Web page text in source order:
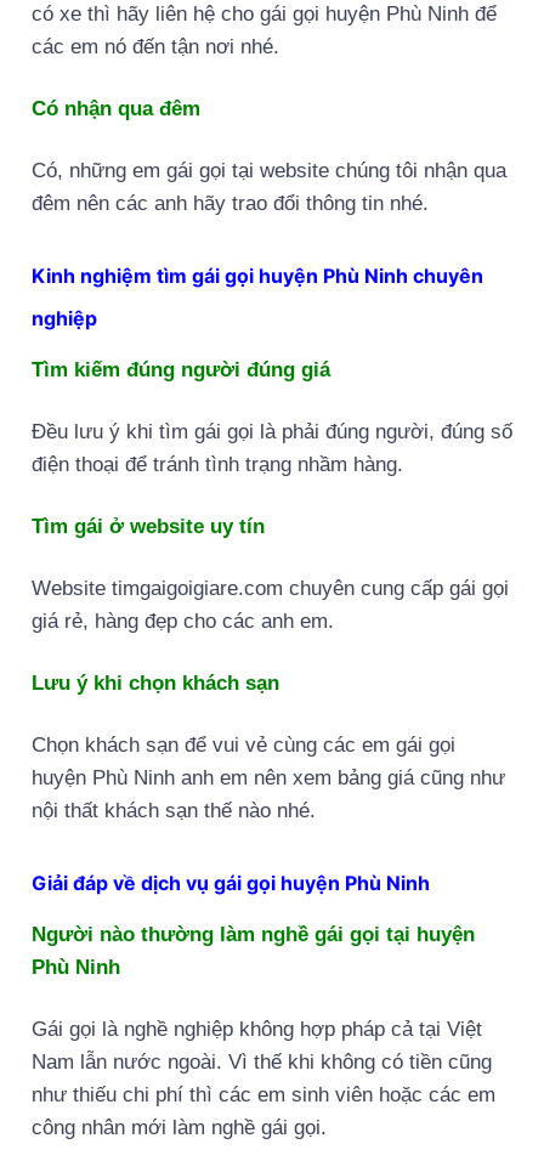
có xe thì hãy liên hệ cho gái gọi huyện Phù Ninh để
các em nó đến tận nơi nhé.
Có nhận qua đêm
Có, những em gái gọi tại website chúng tôi nhận qua
đêm nên các anh hãy trao đổi thông tin nhé.
Kinh nghiệm tìm gái gọi huyện Phù Ninh chuyên
nghiệp
Tìm kiếm đúng người đúng giá
Đều lưu ý khi tìm gái gọi là phải đúng người, đúng số
điện thoại để tránh tình trạng nhầm hàng.
Tìm gái ở website uy tín
Website timgaigoigiare.com chuyên cung cấp gái gọi
giá rẻ, hàng đẹp cho các anh em.
Lưu ý khi chọn khách sạn
Chọn khách sạn để vui vẻ cùng các em gái gọi
huyện Phù Ninh anh em nên xem bảng giá cũng như
nội thất khách sạn thế nào nhé.
Giải đáp về dịch vụ gái gọi huyện Phù Ninh
Người nào thường làm nghề gái gọi tại huyện
Phù Ninh
Gái gọi là nghề nghiệp không hợp pháp cả tại Việt
Nam lẫn nước ngoài. Vì thế khi không có tiền cũng
như thiếu chi phí thì các em sinh viên hoặc các em
công nhân mới làm nghề gái gọi.